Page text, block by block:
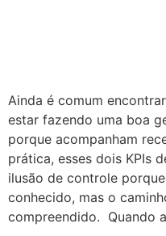
Ainda é comum
estar fazendo uma boa
porque acompanham
prática, esses dois KPIs
ilusão de controle
conhecido, mas o
compreendido. Quando